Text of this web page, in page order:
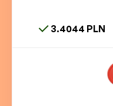
3.4044 PLN